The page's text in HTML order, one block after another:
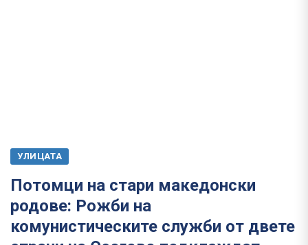
УЛИЦАТА
Потомци на стари македонски
родове: Рожби на
комунистическите служби от двете